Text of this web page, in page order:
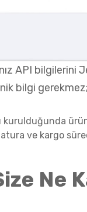
API
bilgi
kurulduğunda
ve kargo
Ne